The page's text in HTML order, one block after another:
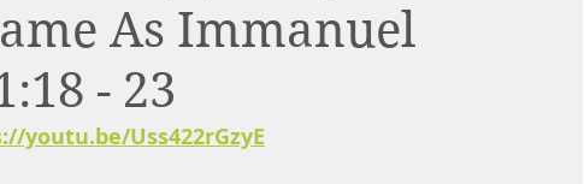
As Immanuel
- 23
youtu.be/Uss422rGzyE